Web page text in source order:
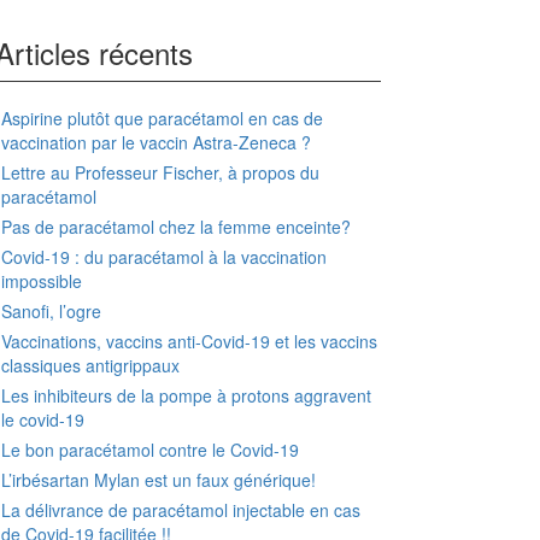
récents
Aspirine plutôt que paracétamol en cas de
vaccination par le vaccin Astra-Zeneca ?
Lettre au Professeur Fischer, à propos du
paracétamol
Pas de paracétamol chez la femme enceinte?
Covid-19 : du paracétamol à la vaccination
impossible
Sanofi, l’ogre
Vaccinations, vaccins anti-Covid-19 et les vaccins
classiques antigrippaux
Les inhibiteurs de la pompe à protons aggravent
le covid-19
Le bon paracétamol contre le Covid-19
L’irbésartan Mylan est un faux générique!
La délivrance de paracétamol injectable en cas
de Covid-19 facilitée !!